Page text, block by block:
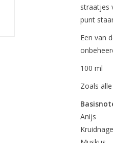
straatjes
punt
Een van
100 ml
Zoals
Anijs
Muskus